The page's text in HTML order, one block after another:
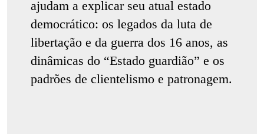
ajudam a explicar seu atual estado
democrático: os legados da luta de
libertação e da guerra dos 16 anos, as
dinâmicas do “Estado guardião” e os
padrões de clientelismo e patronagem.